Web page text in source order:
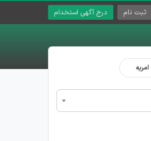
درج آگهی استخدام ثبت نام
امریه